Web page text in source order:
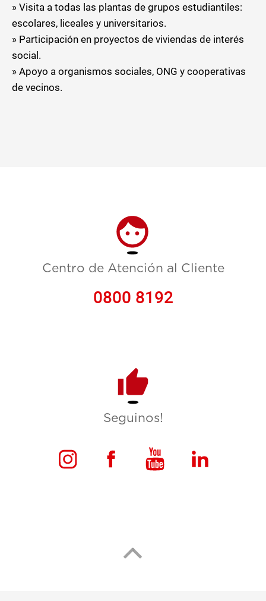
» Visita a todas las plantas de grupos estudiantiles:
escolares, liceales y universitarios.
» Participación en proyectos de viviendas de interés
social.
» Apoyo a organismos sociales, ONG y cooperativas
de vecinos.
Centro de Atención al Cliente
0800 8192
Seguinos!